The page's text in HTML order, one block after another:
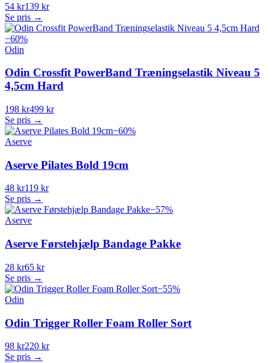
54 kr139 kr
Se pris →
−60%
Odin
Odin Crossfit PowerBand Træningselastik Niveau 5
4,5cm Hard
198 kr499 kr
Se pris →
−60%
Aserve
Aserve Pilates Bold 19cm
48 kr119 kr
Se pris →
−57%
Aserve
Aserve Førstehjælp Bandage Pakke
28 kr65 kr
Se pris →
−55%
Odin
Odin Trigger Roller Foam Roller Sort
98 kr220 kr
Se pris →